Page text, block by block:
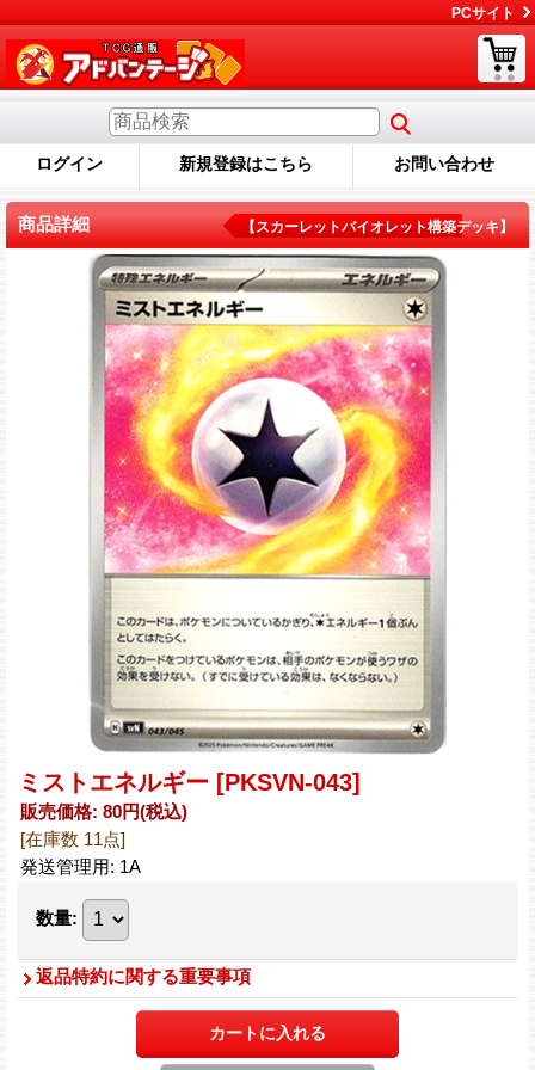
PCサイト
ログイン 新規登録はこちら お問い合わせ
商品詳細 【スカーレットバイオレット構築デッキ】
ミストエネルギー [PKSVN-043]
販売価格: 80円(税込)
[在庫数 11点]
発送管理用: 1A
数量:
返品特約に関する重要事項